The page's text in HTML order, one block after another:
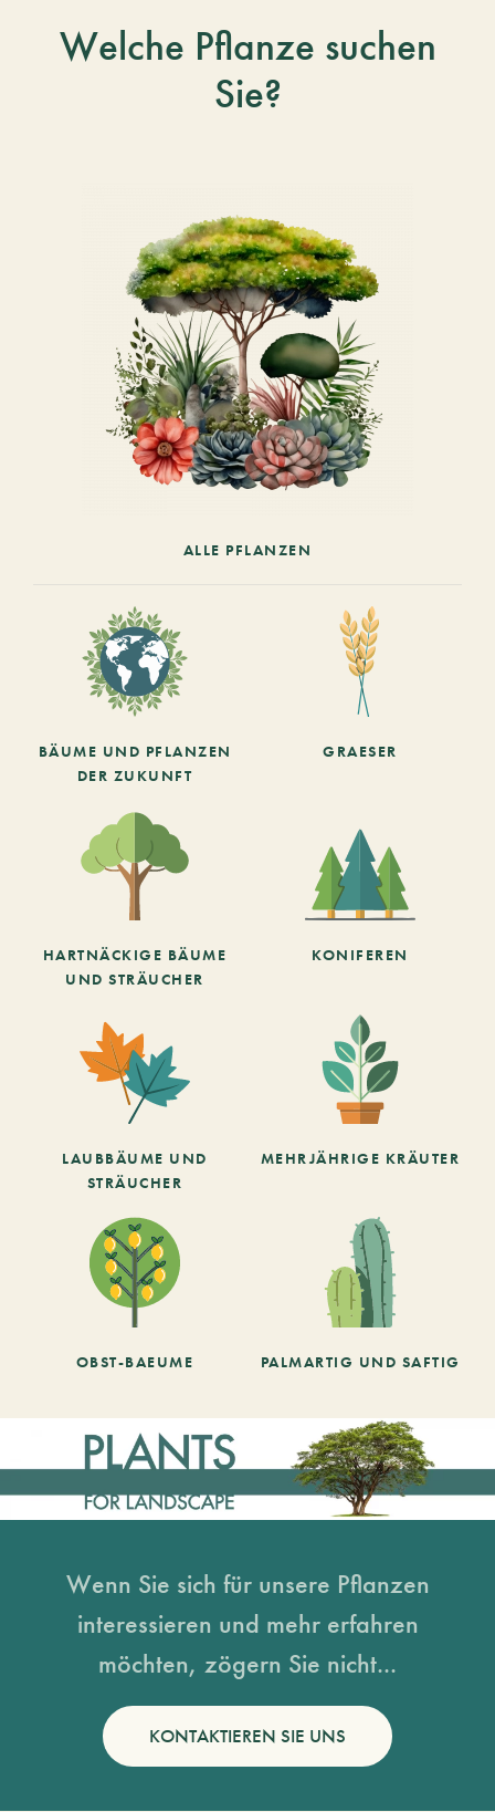
Welche Pflanze suchen
Sie?
ALLE PFLANZEN
BÄUME UND PFLANZEN
DER ZUKUNFT
GRAESER
HARTNÄCKIGE BÄUME
UND STRÄUCHER
KONIFEREN
LAUBBÄUME UND
STRÄUCHER
MEHRJÄHRIGE KRÄUTER
OBST-BAEUME PALMARTIG UND SAFTIG
Wenn Sie sich für unsere Pflanzen
interessieren und mehr erfahren
möchten, zögern Sie nicht...
KONTAKTIEREN SIE UNS